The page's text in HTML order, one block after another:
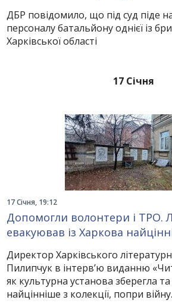
ДБР повідомило, що під суд піде
персоналу батальйону однієї із
Харківської області
17 Січня
17 Січня, 19:12
Допомогли волонтери і ТРО.
евакуював із Харкова
Директор Харківського
Пилипчук в інтерв’ю виданню
як культурна установа зберегла
найцінніше з колекції, попри війну.